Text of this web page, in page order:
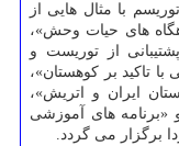
با مثال هایی از
های حیات وحش»،
از توریست و
تاكید بر كوهستان»،
ایران و اتریش»،
های آموزشی
برگزار می گردد.